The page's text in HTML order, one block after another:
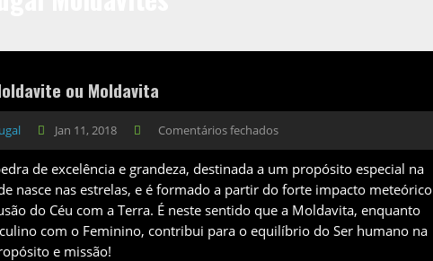
ou Moldavita
Jan 11, 2018 Comentários fechados
de excelência e grandeza, destinada a um propósito especial na
nasce nas estrelas, e é formado a partir do forte impacto meteórico
do Céu com a Terra. É neste sentido que a Moldavita, enquanto
com o Feminino, contribui para o equilíbrio do Ser humano na
e missão!